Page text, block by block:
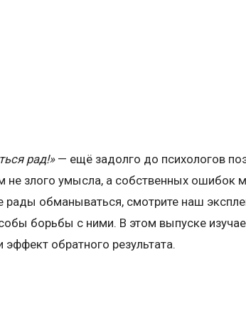
рад!»— ещё задолго до психологов
не злого умысла, а собственных
рады обманываться, смотрите наш
борьбы с ними. В этом выпуске
обратного результата.